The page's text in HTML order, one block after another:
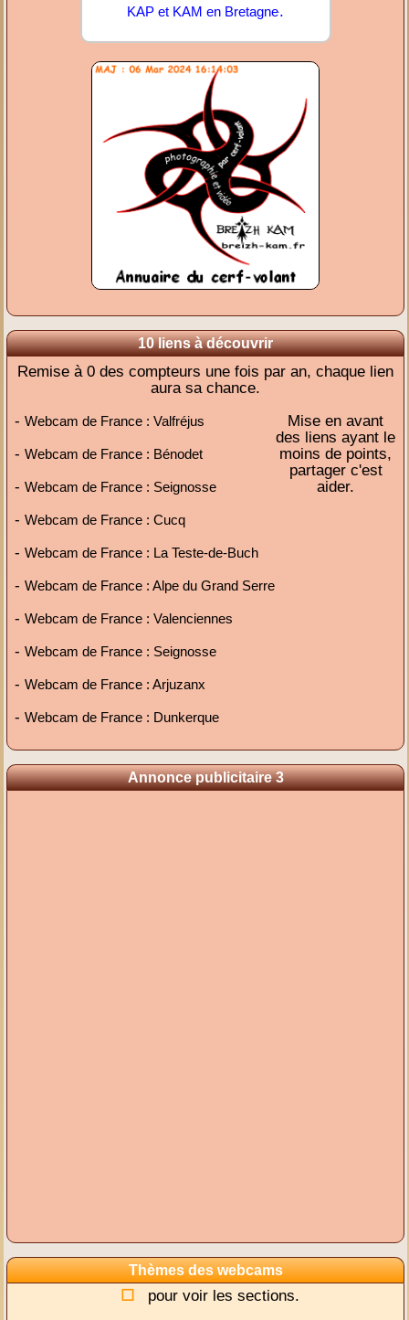
KAP et KAM en Bretagne.
10 liens à découvrir
Remise à 0 des compteurs une fois par an, chaque lien
aura sa chance.
-Webcam de France : Valfréjus
-Webcam de France : Bénodet
-Webcam de France : Seignosse
-Webcam de France : Cucq
-Webcam de France : La Teste-de-Buch
-Webcam de France : Alpe du Grand Serre
-Webcam de France : Valenciennes
-Webcam de France : Seignosse
-Webcam de France : Arjuzanx
-Webcam de France : Dunkerque
Mise en avant
des liens ayant le
moins de points,
partager c'est
aider.
Annonce publicitaire 3
Thèmes des webcams
pour voir les sections.